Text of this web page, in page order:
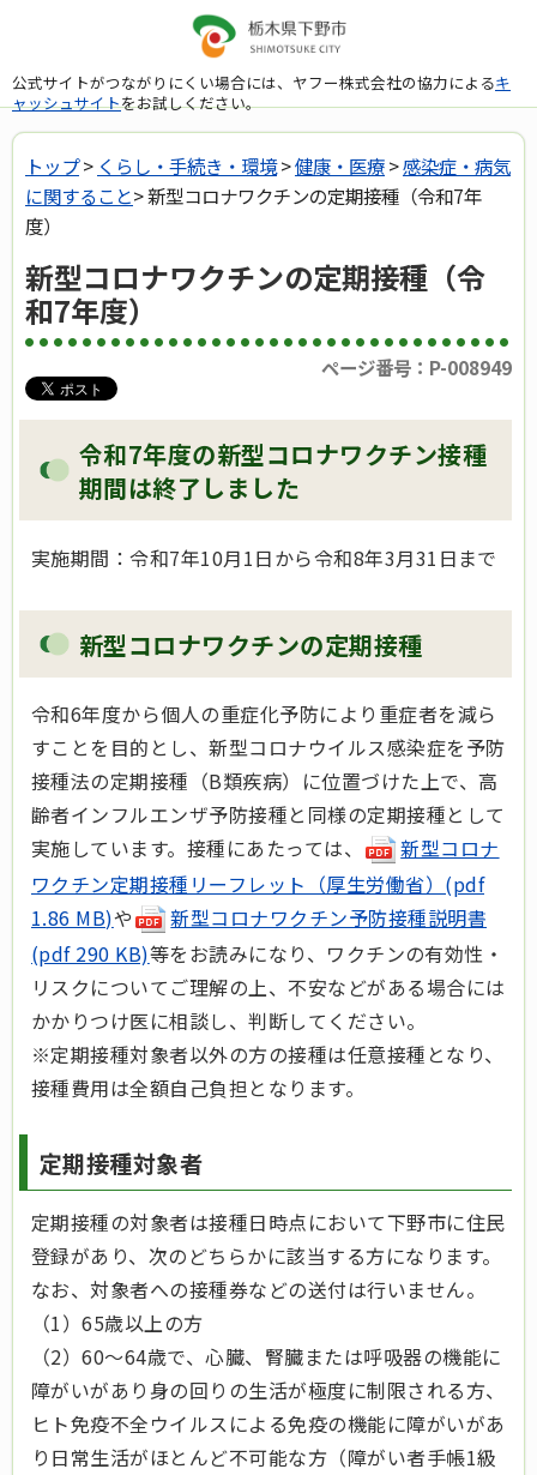
公式サイトがつながりにくい場合には、ヤフー株式会社の協力によるキ
ャッシュサイトをお試しください。
トップ> くらし・手続き・環境>健康・医療>感染症・病気
に関すること> 新型コロナワクチンの定期接種（令和7年
度）
新型コロナワクチンの定期接種（令
和7年度）
ページ番号：P-008949
令和7年度の新型コロナワクチン接種
期間は終了しました
実施期間：令和7年10月1日から令和8年3月31日まで
新型コロナワクチンの定期接種
令和6年度から個人の重症化予防により重症者を減ら
すことを目的とし、新型コロナウイルス感染症を予防
接種法の定期接種（B類疾病）に位置づけた上で、高
齢者インフルエンザ予防接種と同様の定期接種として
実施しています。接種にあたっては、
新型コロナ
ワクチン定期接種リーフレット（厚生労働省）(pdf
1.86 MB)や
新型コロナワクチン予防接種説明書
(pdf 290 KB)等をお読みになり、ワクチンの有効性・
リスクについてご理解の上、不安などがある場合には
かかりつけ医に相談し、判断してください。
※定期接種対象者以外の方の接種は任意接種となり、
接種費用は全額自己負担となります。
定期接種対象者
定期接種の対象者は接種日時点において下野市に住民
登録があり、次のどちらかに該当する方になります。
なお、対象者への接種券などの送付は行いません。
（1）65歳以上の方
（2）60～64歳で、心臓、腎臓または呼吸器の機能に
障がいがあり身の回りの生活が極度に制限される方、
ヒト免疫不全ウイルスによる免疫の機能に障がいがあ
り日常生活がほとんど不可能な方（障がい者手帳1級